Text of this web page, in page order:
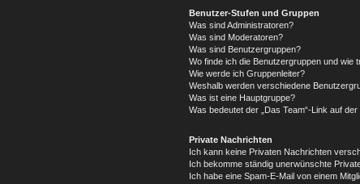
Benutzer-Stufen und Gruppen
Was sind Administratoren?
Was sind Moderatoren?
Was sind Benutzergruppen?
Wo finde ich die Benutzergruppen und wie
Wie werde ich Gruppenleiter?
Weshalb werden verschiedene
Was ist eine Hauptgruppe?
Was bedeutet der „Das Team“-Link auf
Private Nachrichten
Ich kann keine Privaten Nachrichten
Ich bekomme ständig unerwünschte
Ich habe eine Spam-E-Mail von einem